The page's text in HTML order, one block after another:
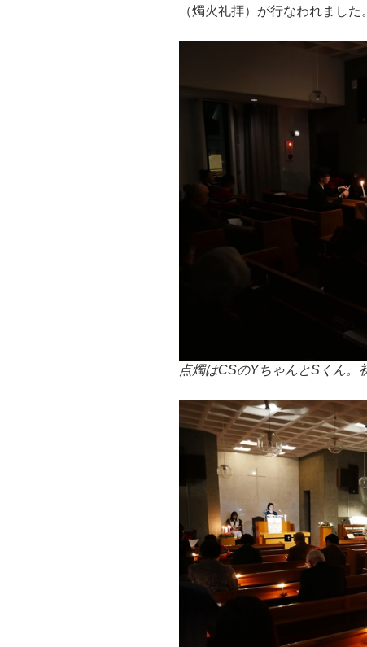
（燭火礼拝）が行なわれました。
点燭はCSのYちゃんとSくん。